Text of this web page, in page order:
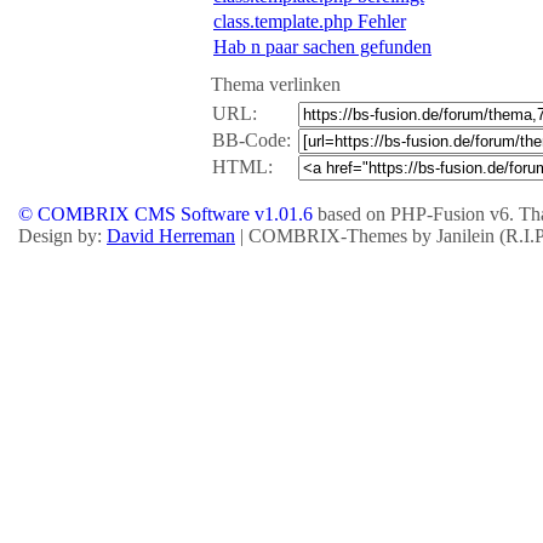
39
40
41
44
45
46
47
49
50
if
}
class.template.php Fehler
Hab n paar sachen gefunden
Thema verlinken
URL:
BB-Code:
HTML:
© COMBRIX CMS Software v1.01.6 based on PHP-Fusion v6.
Design by: David Herreman | COMBRIX-Themes by Janilein